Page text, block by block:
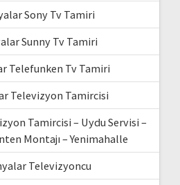
Sony Tv Tamiri
Sunny Tv Tamiri
Telefunken Tv Tamiri
Televizyon Tamircisi
Tamircisi – Uydu Servisi –
Montajı – Yenimahalle
Televizyoncu